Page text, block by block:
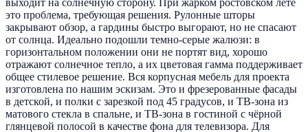
выходит на солнечную сторону. При жарком ростовском лете
это проблема, требующая решения. Рулонные шторы
закрывают обзор, а гардины быстро выгорают, но не спасают
от солнца. Идеально подошли темно-серые жалюзи: в
горизонтальном положении они не портят вид, хорошо
отражают солнечное тепло, а их цветовая гамма поддерживает
общее стилевое решение. Вся корпусная мебель для проекта
изготовлена по нашим эскизам. Это и фрезерованные фасады
в детской, и полки с зарезкой под 45 градусов, и ТВ-зона из
матового стекла в спальне, и ТВ-зона в гостиной с чёрной
глянцевой полосой в качестве фона для телевизора. Для